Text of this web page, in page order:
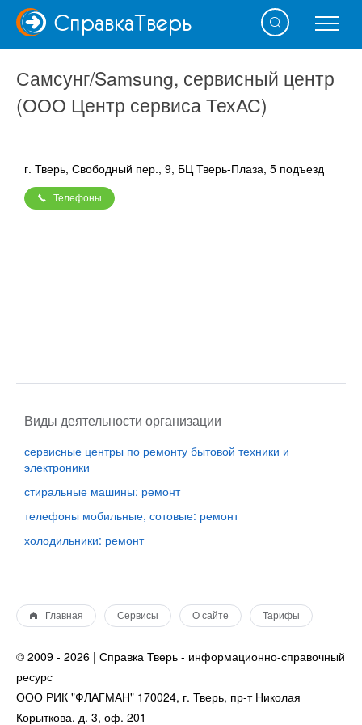
СправкаТверь
Самсунг/Samsung, сервисный центр
(ООО Центр сервиса ТехАС)
г. Тверь, Свободный пер., 9, БЦ Тверь-Плаза, 5 подъезд
Телефоны
Виды деятельности организации
сервисные центры по ремонту бытовой техники и
электроники
стиральные машины: ремонт
телефоны мобильные, сотовые: ремонт
холодильники: ремонт
Главная Сервисы О сайте Тарифы
© 2009 - 2026 | Справка Тверь - информационно-справочный
ресурс
ООО РИК "ФЛАГМАН" 170024, г. Тверь, пр-т Николая
Корыткова, д. 3, оф. 201